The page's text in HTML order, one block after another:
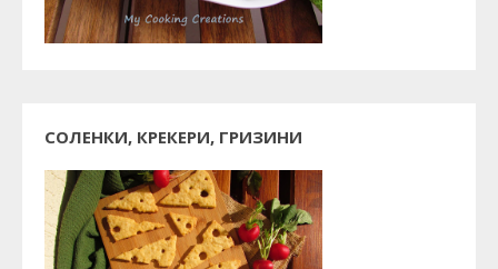
СОЛЕНКИ, КРЕКЕРИ, ГРИЗИНИ